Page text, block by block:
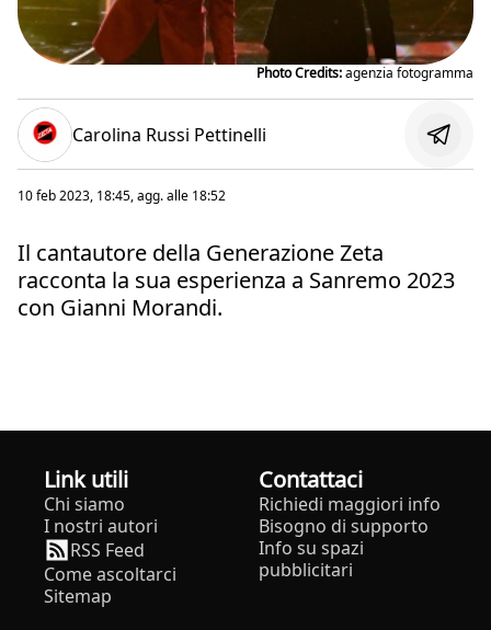
Photo Credits:agenzia fotogramma
Carolina Russi Pettinelli
10 feb 2023, 18:45, agg. alle 18:52
Il cantautore della Generazione Zeta
racconta la sua esperienza a Sanremo 2023
con Gianni Morandi.
Link utili
Chi siamo
I nostri autori
RSS Feed
Come ascoltarci
Sitemap
Contattaci
Richiedi maggiori info
Bisogno di supporto
Info su spazi
pubblicitari